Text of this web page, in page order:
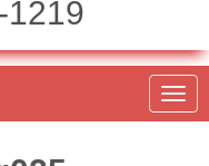
1219
N
a